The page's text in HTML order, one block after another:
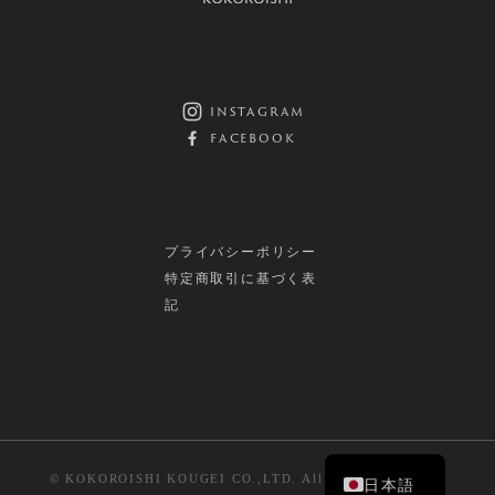
instagram
facebook
プライバシーポリシー
特定商取引に基づく表
記
© KOKOROISHI KOUGEI CO.,LTD. All Rights Reserved.
日本語